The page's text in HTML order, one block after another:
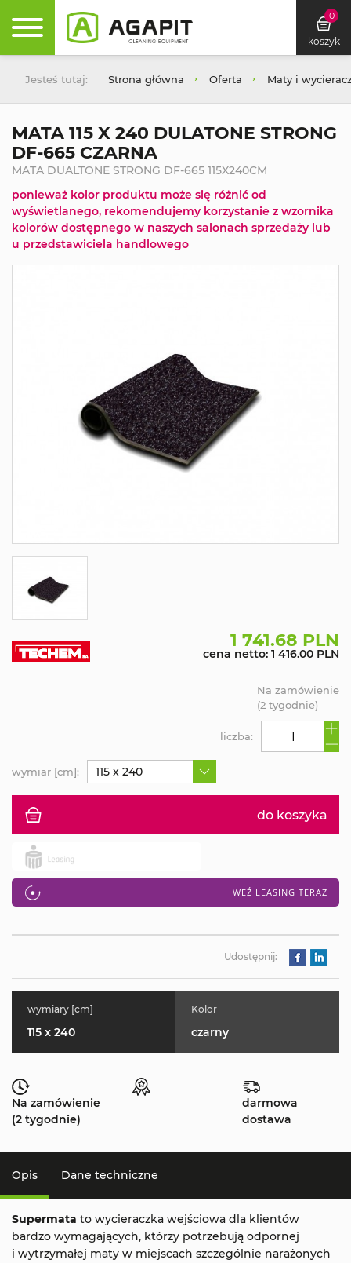
0
koszyk
Jesteś tutaj: Strona główna Oferta Maty i
MATA 115 X 240 DULATONE STRONG
DF-665 CZARNA
MATA DUALTONE STRONG DF-665 115X240CM
ponieważ kolor produktu może się różnić od
wyświetlanego, rekomendujemy korzystanie z wzornika
kolorów dostępnego w naszych salonach sprzedaży lub
u przedstawiciela handlowego
1 741.68 PLN
cena netto: 1 416.00 PLN
do koszyka
WEŹ LEASING TERAZ
liczba:
Na zamówienie
(2 tygodnie)
wymiar [cm]: 115 x 240
Udostępnij:
wymiary [cm]
115 x 240
Kolor
czarny
Na zamówienie
(2 tygodnie)
darmowa
dostawa
Opis Dane techniczne
Supermata to wycieraczka wejściowa dla klientów
bardzo wymagających, którzy potrzebują odpornej
i wytrzymałej maty w miejscach szczególnie narażonych